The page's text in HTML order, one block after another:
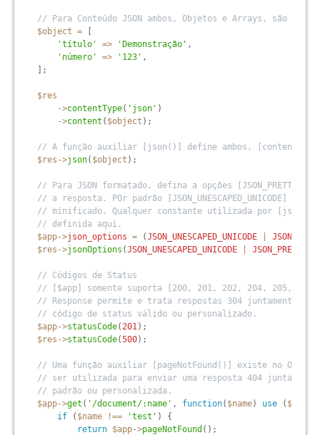
// Para Conteúdo JSON ambos, Objetos e Arrays, são
$object =
'título'
=> 'Demonstração' ,
'número'
=> '123' ,
;
$res
->contentType( 'json' )
->content ( $object ) ;
// A função auxiliar [json()] define ambos,
$res ->json( $object ) ;
// Para JSON formatado, defina a opções
// a resposta. POr padrão [JSON_UNESCAPED_UNICODE] é
// minificado. Qualquer constante utilizada por
// definida aqui.
$app->json_options = (JSON_UNESCAPED_UNICODE
$res ->jsonOptions (JSON_UNESCAPED_UNICODE
// Códigos de Status
// [$app] somente suporta [200, 201, 202, 204, 205, 404
// Response permite e trata respostas 304 juntamente
// código de status válido ou personalizado.
$app->statusCode(201) ;
$res ->statusCode(500) ;
// Uma função auxiliar [pageNotFound()] existe no Objeto
// ser utilizada para enviar uma resposta 404 juntamente
// padrão ou personalizada.
$app->get ( '/document/:name' , function( $name) use ( $app
if
( $name !== 'test' )
{
return $app->pageNotFound ( ) ;